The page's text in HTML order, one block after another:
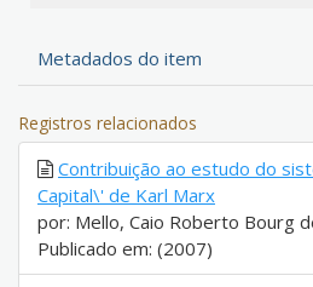
Metadados do item
Registros relacionados
Contribuição ao estudo do
Capital\' de Karl Marx
por: Mello, Caio Roberto Bourg
Publicado em: (2007)